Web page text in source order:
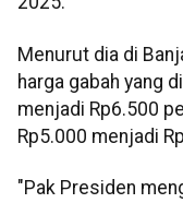
Menurut dia di
harga gabah yang
menjadi Rp6.500
Rp5.000 menjadi
"Pak Presiden